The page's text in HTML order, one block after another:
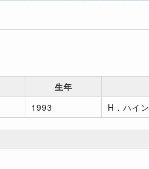
生年
1993 H．ハイン